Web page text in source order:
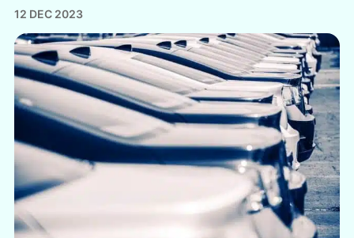
12 DEC 2023